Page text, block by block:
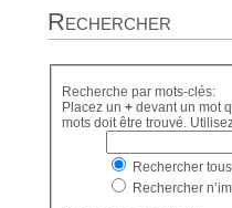
Rechercher
Recherche par mots-clés:
Placez un +devant un mot
mots doit être trouvé.
Rechercher
Rechercher